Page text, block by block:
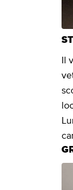
Il